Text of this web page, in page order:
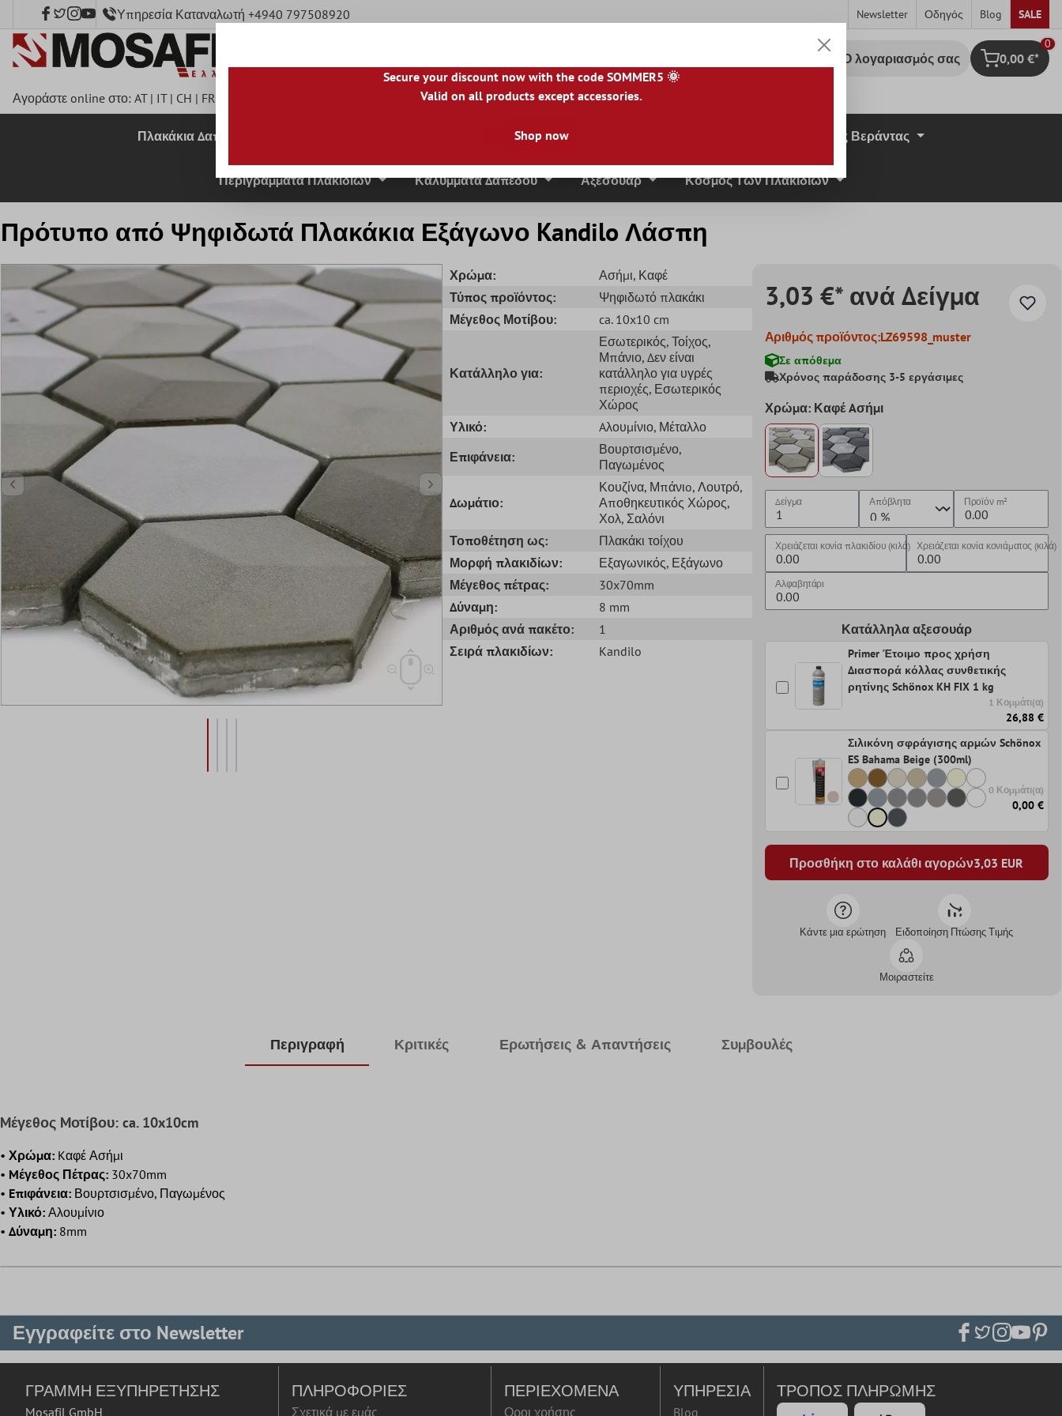
περιεχόμενο Υπηρεσία Καταναλωτή +4940 797508920 Newsletter Οδηγός Blog SALE
Ο λογαριασμός σας Καλάθι
0
0,00 €*
Αγοράστε online στο: AT| IT| CH | FR ES|PL |PT| FI|GR|RO|NO|HU|BG|HR
Πλακάκια Δαπέδου Ψηφιδωτά Πλακάκια Πλάκες Βεράντας
Περιγράμματα Πλακιδίων Καλύμματα Δαπέδου Αξεσουάρ Κόσμος Των Πλακιδίων
Πρότυπο από Ψηφιδωτά Πλακάκια Εξάγωνο Kandilo Λάσπη
Χρώμα: Ασήμι, Καφέ
Τύπος προϊόντος:
Ψηφιδωτό πλακάκι
Μέγεθος Μοτίβου:
ca. 10x10 cm
Κατάλληλο για:
Εσωτερικός, Τοίχος,
Μπάνιο, Δεν είναι
κατάλληλο για υγρές
περιοχές, Εσωτερικός
Χώρος
Υλικό:
Aλουμίνιο, Μέταλλο
Επιφάνεια:
Βουρτσισμένο,
Παγωμένος
Δωμάτιο:
Κουζίνα, Μπάνιo, Λουτρό,
Αποθηκευτικός Χώρος,
Χολ, Σαλόνι
Τοποθέτηση ως:
Πλακάκι τοίχου
Μορφή πλακιδίων:
Εξαγωνικός, Εξάγωνο
Μέγεθος πέτρας:
30x70mm
Δύναμη:
8 mm
Αριθμός ανά πακέτο:
1
Σειρά πλακιδίων:
Kandilo
3,03 €* ανά Δείγμα
Αριθμός προϊόντος:LZ69598_muster
Σε απόθεμα
Χρόνος παράδοσης 3-5 εργάσιμες
Χρώμα: Καφέ Aσήμι
Δείγμα Απόβλητα Προϊόνm²
Χρειάζεται κονία πλακιδίου (κιλά) Χρειάζεται κονία κονιάματος (κιλά)
Αλφαβητάρι
Κατάλληλα αξεσουάρ
Primer Έτοιμο προς χρήση
Διασπορά κόλλας συνθετικής
ρητίνης Schönox KH FIX 1 kg
1 Κομμάτι(α)
26,88 €
Σιλικόνη σφράγισης αρμών Schönox
ES Bahama Beige (300ml)
0 Κομμάτι(α)
0,00 €
Προσθήκη στο καλάθι αγορών3,03 EUR
Κάντε μια ερώτηση Ειδοποίηση Πτώσης Τιμής
Μοιραστείτε
Περιγραφή Κριτικές Ερωτήσεις & Απαντήσεις Συμβουλές
Mέγεθος Mοτίβου: ca. 10x10cm
• Χρώμα: Kαφέ Ασήμι
• Mέγεθος Πέτρας: 30x70mm
• Eπιφάνεια: Βουρτσισμένο, Παγωμένος
• Υλικό: Αλουμίνιο
• Δύναμη: 8mm
Εγγραφείτε στο Newsletter
ΓΡΑΜΜΉ ΕΞΥΠΗΡΈΤΗΣΗΣ
Mosafil GmbH
ΠΛΗΡΟΦΟΡΊΕΣ
Σχετικά με εμάς
ΠΕΡΙΕΧΌΜΕΝΑ
Οροι χρήσης
ΥΠΗΡΕΣΊΑ
Blog
ΤΡΌΠΟΣ ΠΛΗΡΩΜΉΣ
Secure your discount now with the code SOMMER5 🌞
Valid on all products except accessories.
Shop now